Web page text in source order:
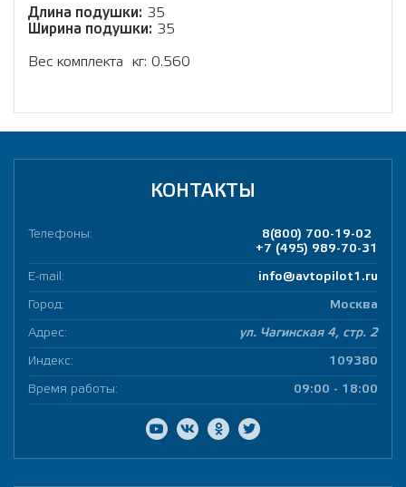
Длина подушки: 35
Ширина подушки: 35
Вес комплекта кг: 0.560
КОНТАКТЫ
Телефоны:
8(800) 700-19-02
+7 (495) 989-70-31
E-mail: info@avtopilot1.ru
Город: Москва
Адрес: ул. Чагинская 4, стр. 2
Индекс: 109380
Время работы: 09:00 - 18:00